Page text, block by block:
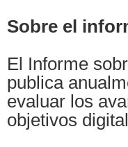
Sobre el
El Informe
publica
evaluar los
objetivos